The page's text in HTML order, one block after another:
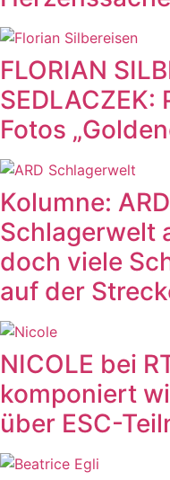
FLORIAN
SEDLACZEK:
Fotos
Kolumne:
Schlagerwelt
doch viele
auf der
NICOLE bei
komponiert
über ESC-